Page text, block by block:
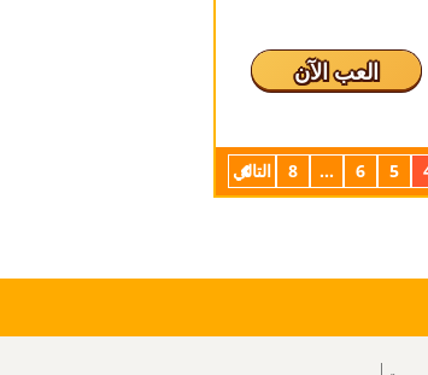
العب الآن
5
6
...
8 التالي